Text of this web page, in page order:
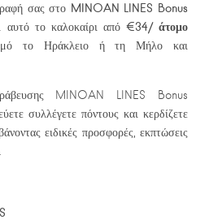
σας στο MINOAN LINES Bonus
αυτό το καλοκαίρι από €34/ άτομο
το Ηράκλειο ή τη Μήλο και
MINOAN LINES Bonus
συλλέγετε πόντους και κερδίζετε
ειδικές προσφορές, εκπτώσεις